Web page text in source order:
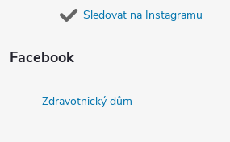
Sledovat na Instagramu
Facebook
Zdravotnický dům